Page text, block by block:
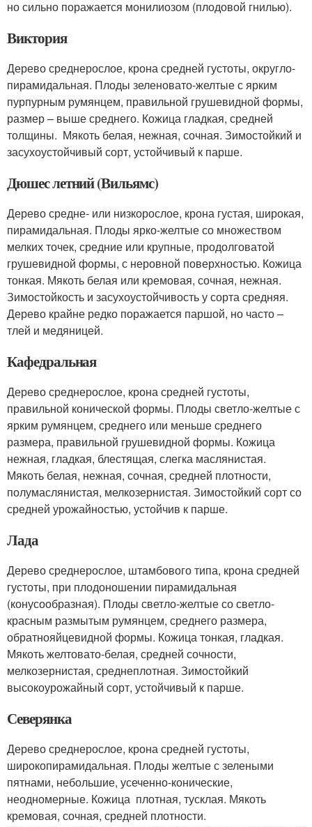
но сильно поражается монилиозом (плодовой гнилью).
Виктория
Дерево среднерослое, крона средней густоты, округло-
пирамидальная. Плоды зеленовато-желтые с ярким
пурпурным румянцем, правильной грушевидной формы,
размер – выше среднего. Кожица гладкая, средней
толщины. Мякоть белая, нежная, сочная. Зимостойкий и
засухоустойчивый сорт, устойчивый к парше.
Дюшес летний (Вильямс)
Дерево средне- или низкорослое, крона густая, широкая,
пирамидальная. Плоды ярко-желтые со множеством
мелких точек, средние или крупные, продолговатой
грушевидной формы, с неровной поверхностью. Кожица
тонкая. Мякоть белая или кремовая, сочная, нежная.
Зимостойкость и засухоустойчивость у сорта средняя.
Дерево крайне редко поражается паршой, но часто –
тлей и медяницей.
Кафедральная
Дерево среднерослое, крона средней густоты,
правильной конической формы. Плоды светло-желтые с
ярким румянцем, среднего или меньше среднего
размера, правильной грушевидной формы. Кожица
нежная, гладкая, блестящая, слегка маслянистая.
Мякоть белая, нежная, сочная, средней плотности,
полумаслянистая, мелкозернистая. Зимостойкий сорт со
средней урожайностью, устойчив к парше.
Лада
Дерево среднерослое, штамбового типа, крона средней
густоты, при плодоношении пирамидальная
(конусообразная). Плоды светло-желтые со светло-
красным размытым румянцем, среднего размера,
обратнояйцевидной формы. Кожица тонкая, гладкая.
Мякоть желтовато-белая, средней сочности,
мелкозернистая, среднеплотная. Зимостойкий
высокоурожайный сорт, устойчивый к парше.
Северянка
Дерево среднерослое, крона средней густоты,
широкопирамидальная. Плоды желтые с зелеными
пятнами, небольшие, усеченно-конические,
неодномерные. Кожица плотная, тусклая. Мякоть
кремовая, сочная, средней плотности.